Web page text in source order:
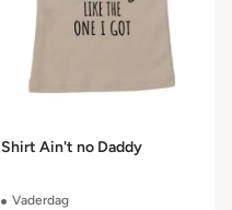
Shirt Ain't no Daddy
Vaderdag